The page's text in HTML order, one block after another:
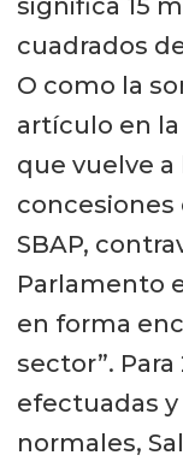
significa 15
cuadrados
O como la
artículo en
que vuelve
concesiones
SBAP,
Parlamento
en forma
sector”.
efectuadas
normales,